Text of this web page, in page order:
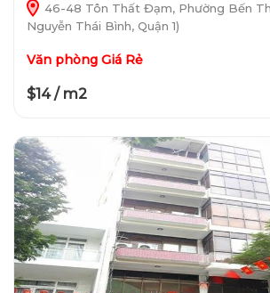
46-48 Tôn Thất Đạm, Phường Bến
Nguyễn Thái Bình, Quận 1)
Văn phòng Giá Rẻ
$14 / m2